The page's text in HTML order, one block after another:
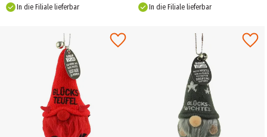
In die Filiale lieferbar
In die Filiale lieferbar